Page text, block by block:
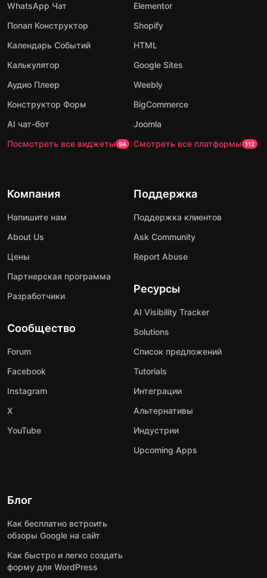
WhatsApp Чат
Попап Конструктор
Календарь Событий
Калькулятор
Аудио Плеер
Конструктор Форм
AI чат-бот
Посмотреть все виджеты 94
Elementor
Shopify
HTML
Google Sites
Weebly
BigCommerce
Joomla
Смотреть все платформы 112
Компания
Напишите нам
About Us
Цены
Партнерская программа
Разработчики
Сообщество
Forum
Facebook
Instagram
X
YouTube
Поддержка
Поддержка клиентов
Ask Community
Report Abuse
Ресурсы
AI Visibility Tracker
Solutions
Список предложений
Tutorials
Интеграции
Альтернативы
Индустрии
Upcoming Apps
Блог
Как бесплатно встроить
обзоры Google на сайт
Как быстро и легко создать
форму для WordPress